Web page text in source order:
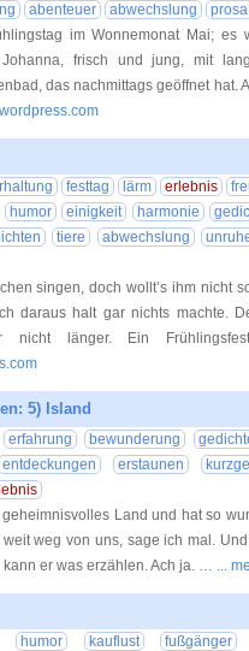
abenteuer abwechslung
prosa
im Wonnemonat Mai; es
frisch und jung, mit
das nachmittags geöffnet
festtag lärm erlebnis
humor einigkeit harmonie
tiere abwechslung
singen, doch wollt’s ihm nicht
daraus halt gar nichts machte.
nicht länger. Ein
5) Island
erfahrung bewunderung
entdeckungen erstaunen
Land und hat so
weg von uns, sage ich mal.
er was erzählen. Ach ja. … ...
humor kauflust
fußgänger